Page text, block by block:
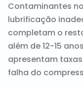
Contaminantes
lubrificação
completam o
além de 12-15
apresentam
falha do